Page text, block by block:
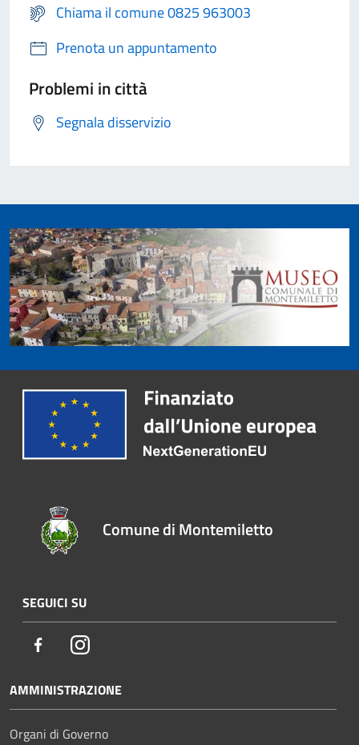
Chiama il comune 0825 963003
Prenota un appuntamento
Problemi in città
Segnala disservizio
Comune di Montemiletto
SEGUICI SU
FacebookInstagram
AMMINISTRAZIONE
Organi di Governo